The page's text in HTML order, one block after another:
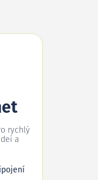
rychlý
a